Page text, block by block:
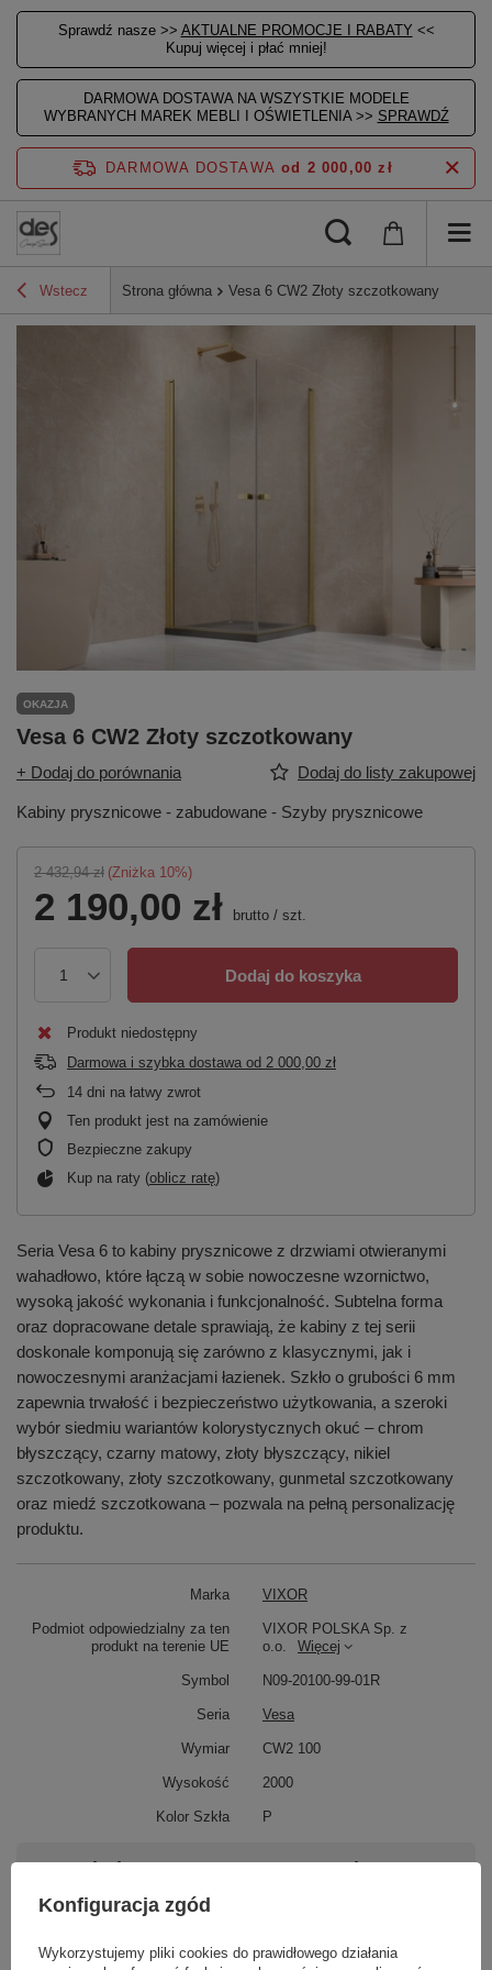
Sprawdź nasze >> AKTUALNE PROMOCJE I RABATY <<
Kupuj więcej i płać mniej!
DARMOWA DOSTAWA NA WSZYSTKIE MODELE
WYBRANYCH MAREK MEBLI I OŚWIETLENIA >> SPRAWDŹ
DARMOWA DOSTAWA od 2 000,00 zł
Wstecz Strona główna Vesa 6 CW2 Złoty szczotkowany
OKAZJA
Vesa 6 CW2 Złoty szczotkowany
+ Dodaj do porównania Dodaj do listy zakupowej
Kabiny prysznicowe - zabudowane - Szyby prysznicowe
2 432,94 zł (Zniżka 10%)
2 190,00 zł brutto / szt.
Dodaj do koszyka
Produkt niedostępny
Darmowa i szybka dostawa od 2 000,00 zł
14 dni na łatwy zwrot
Ten produkt jest na zamówienie
Bezpieczne zakupy
Kup na raty (oblicz ratę)
Seria Vesa 6 to kabiny prysznicowe z drzwiami otwieranymi
wahadłowo, które łączą w sobie nowoczesne wzornictwo,
wysoką jakość wykonania i funkcjonalność. Subtelna forma
oraz dopracowane detale sprawiają, że kabiny z tej serii
doskonale komponują się zarówno z klasycznymi, jak i
nowoczesnymi aranżacjami łazienek. Szkło o grubości 6 mm
zapewnia trwałość i bezpieczeństwo użytkowania, a szeroki
wybór siedmiu wariantów kolorystycznych okuć – chrom
błyszczący, czarny matowy, złoty błyszczący, nikiel
szczotkowany, złoty szczotkowany, gunmetal szczotkowany
oraz miedź szczotkowana – pozwala na pełną personalizację
produktu.
Marka VIXOR
Podmiot odpowiedzialny za ten
produkt na terenie UE
VIXOR POLSKA Sp. z
o.o.
Więcej
Symbol N09-20100-99-01R
Seria Vesa
Wymiar CW2 100
Wysokość 2000
Kolor Szkła P
Potrzebujesz pomocy? Masz pytania?
Zadaj pytanie a my odpowiemy niezwłocznie,
najciekawsze pytania i odpowiedzi publikując
Konfiguracja zgód
Wykorzystujemy pliki cookies do prawidłowego działania